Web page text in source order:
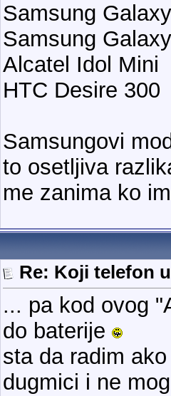
Samsung
Samsung
Alcatel Idol Mini
HTC Desire 300
Samsungovi
to osetljiva
me zanima ko
Re: Koji telefon
... pa kod ovog
do baterije
sta da radim
dugmici i ne